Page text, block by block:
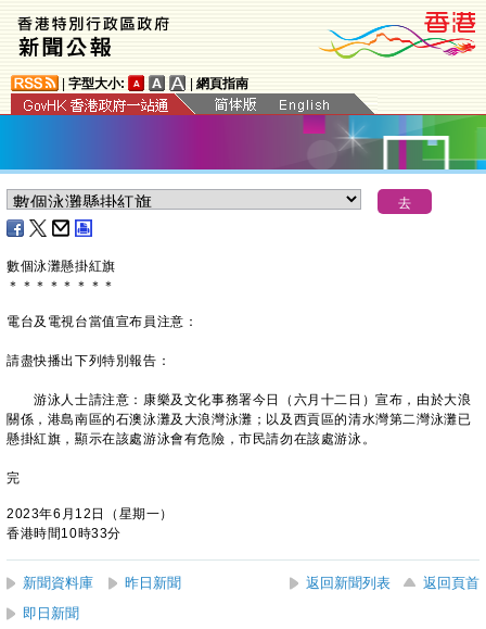
字型大小: 網頁指南
數個泳灘懸掛紅旗
＊ ＊ ＊ ＊ ＊ ＊ ＊ ＊
電台及電視台當值宣布員注意：
請盡快播出下列特別報告：
游泳人士請注意：康樂及文化事務署今日（六月十二日）宣布，由於大浪
關係，港島南區的石澳泳灘及大浪灣泳灘；以及西貢區的清水灣第二灣泳灘已
懸掛紅旗，顯示在該處游泳會有危險，市民請勿在該處游泳。
完
2023年6月12日（星期一）
香港時間10時33分
新聞資料庫 昨日新聞 返回新聞列表
返回頁首
即日新聞